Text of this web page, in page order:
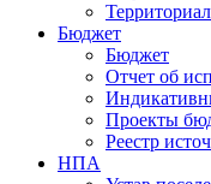
Бюджет
Бюджет
Отчет об
Проекты
Реестр
НПА